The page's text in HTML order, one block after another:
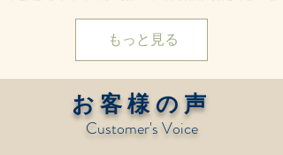
もっと見る
お客様の声
Customer's Voice